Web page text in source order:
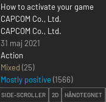
How to activate your game
CAPCOM Co., Ltd.
CAPCOM Co., Ltd.
31 maj 2021
Action
Mixed (25)
Mostly positive (1566)
SIDE-SCROLLER 2D HÅNDTEGNET